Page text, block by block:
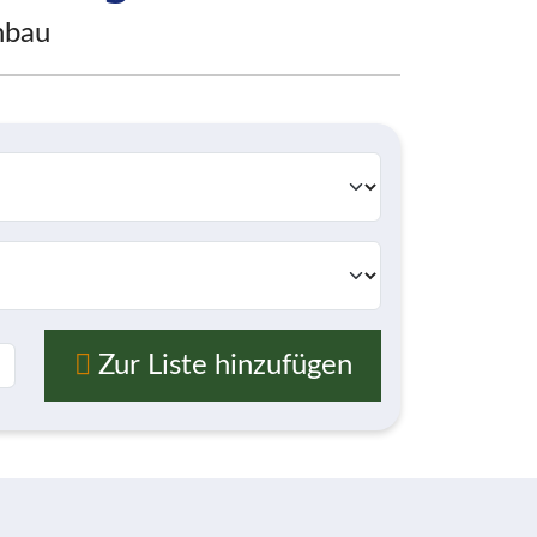
Zur Liste hinzufügen